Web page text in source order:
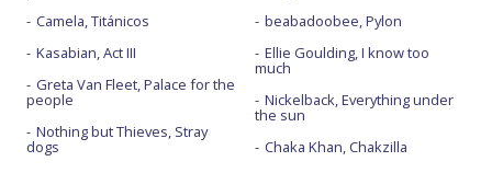
Camela, Titánicos
Kasabian, Act III
Greta Van Fleet, Palace for the
people
Nothing but Thieves, Stray
dogs
beabadoobee, Pylon
Ellie Goulding, I know too
much
Nickelback, Everything under
the sun
Chaka Khan, Chakzilla